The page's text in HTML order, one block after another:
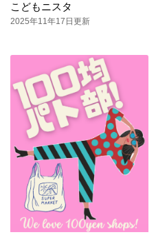
こどもニスタ
2025年11年17日更新